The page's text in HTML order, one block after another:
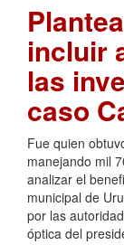
incluir
las
caso
Fue quien
manejando mil
analizar el
municipal de
por las
óptica del